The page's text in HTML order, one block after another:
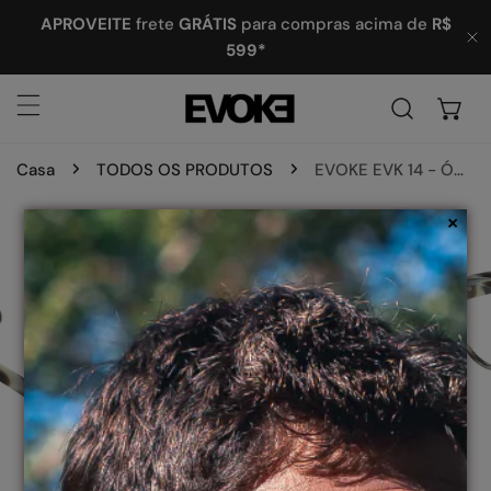
O CONTEÚDO
APROVEITE frete GRÁTIS para compras acima de R$
599*
Casa TODOS OS PRODUTOS EVOKE EVK 14 - ÓCULOS DE GRAU
DO PRODUTO
1/3
ABRA A MÍDIA NA VISUALIZAÇÃO DA GALERIA
×